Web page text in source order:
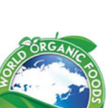
Органик Фүүдс ХХК
ORGANIC” 5 салбар